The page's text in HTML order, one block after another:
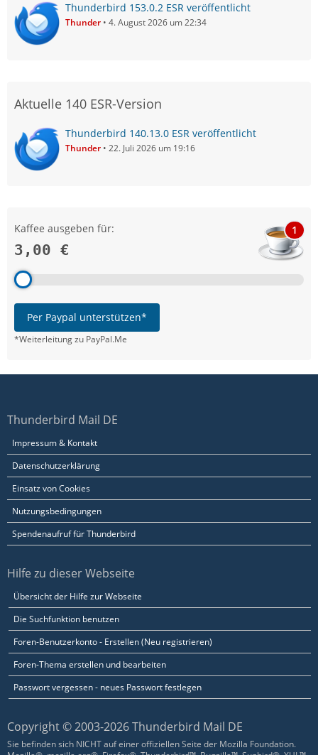
Thunderbird 153.0.2 ESR veröffentlicht
Thunder 4. August 2026 um 22:34
Aktuelle 140 ESR-Version
Thunderbird 140.13.0 ESR veröffentlicht
Thunder 22. Juli 2026 um 19:16
Kaffee ausgeben für:
3,00 €
1
Per Paypal unterstützen*
*Weiterleitung zu PayPal.Me
Thunderbird Mail DE
Impressum & Kontakt
Datenschutzerklärung
Einsatz von Cookies
Nutzungsbedingungen
Spendenaufruf für Thunderbird
Hilfe zu dieser Webseite
Übersicht der Hilfe zur Webseite
Die Suchfunktion benutzen
Foren-Benutzerkonto - Erstellen (Neu registrieren)
Foren-Thema erstellen und bearbeiten
Passwort vergessen - neues Passwort festlegen
Copyright © 2003-2026 Thunderbird Mail DE
Sie befinden sich NICHT auf einer offiziellen Seite der Mozilla Foundation.